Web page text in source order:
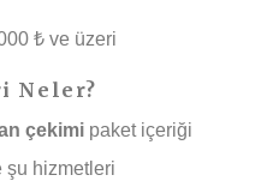
₺ ve üzeri
Neler?
çekimi paket içeriği
şu hizmetleri